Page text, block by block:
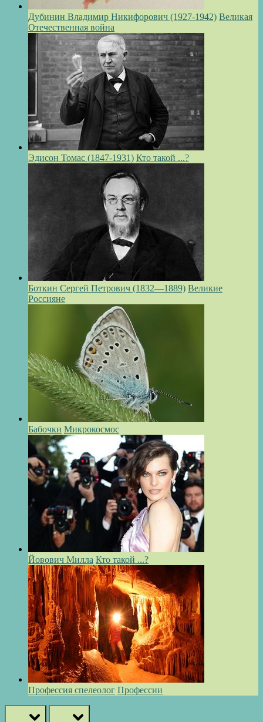
Дубинин Владимир Никифорович (1927-1942) Великая
Отечественная война
Эдисон Томас (1847-1931) Кто такой ...?
Боткин Сергей Петрович (1832—1889) Великие
Россияне
Бабочки Микрокосмос
Йовович Милла Кто такой ...?
Профессия спелеолог Профессии